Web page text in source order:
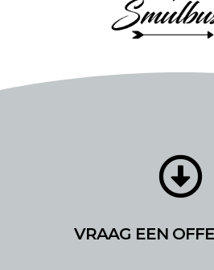

VRAAG EEN